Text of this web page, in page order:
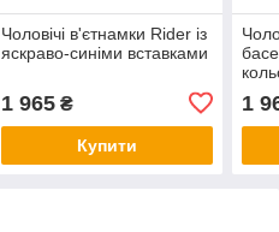
Чоловічі в'єтнамки Rider із
яскраво-синіми вставками
1 965₴
Купити
1